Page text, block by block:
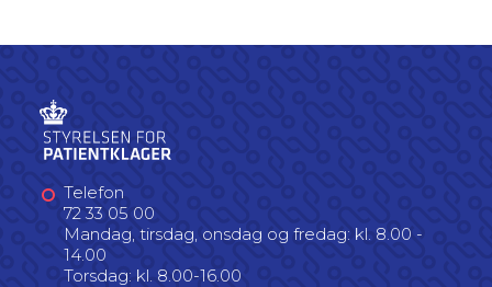
Telefon
72 33 05 00
Mandag, tirsdag, onsdag og fredag: kl. 8.00 -
14.00
Torsdag: kl. 8.00-16.00